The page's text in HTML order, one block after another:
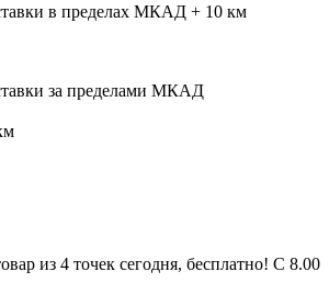
в пределах МКАД + 10 км
за пределами МКАД
из 4 точек сегодня, бесплатно! С 8.00